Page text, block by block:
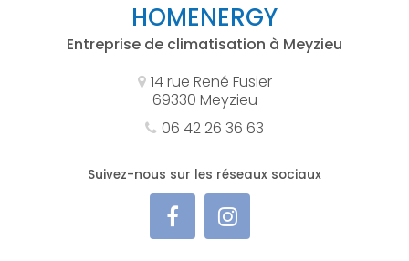
HOMENERGY
Entreprise de climatisation à Meyzieu
14 rue René Fusier
69330 Meyzieu
06 42 26 36 63
Suivez-nous sur les réseaux sociaux